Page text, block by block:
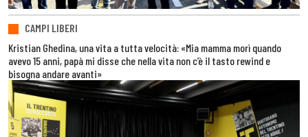
CAMPI LIBERI
Kristian Ghedina, una vita a tutta velocità: «Mia mamma morì quando
avevo 15 anni, papà mi disse che nella vita non c’è il tasto rewind e
bisogna andare avanti»